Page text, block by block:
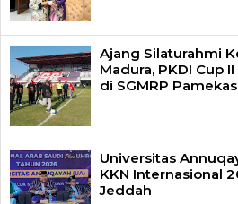
Ajang Silaturahmi
Madura, PKDI Cup
di SGMRP
Universitas
KKN Internasional
Jeddah